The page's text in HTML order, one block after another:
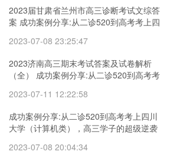
2023届甘肃省兰州市高三诊断考试文综答
案 成功案例分享:从二诊520到高考考上四
袭
2023-07-08 23:25:47
2023济南高三期末考试答案及试卷解析
（全） 成功案例分享:从二诊520到高考考
级逆袭
2023-07-11 12:22:58
成功案例分享:从二诊520到高考考上四川
大学（计算机类），高三学子的超级逆袭
学试卷
2023-07-08 20:04:34